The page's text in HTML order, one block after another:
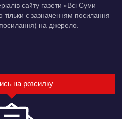
сайту газети «Всі Суми
c зазначенням посилання
на джерело.
на розсилку